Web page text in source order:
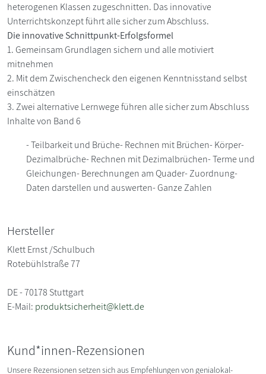
heterogenen Klassen zugeschnitten. Das innovative
Unterrichtskonzept führt alle sicher zum Abschluss.
Die innovative Schnittpunkt-Erfolgsformel
1. Gemeinsam Grundlagen sichern und alle motiviert
mitnehmen
2. Mit dem Zwischencheck den eigenen Kenntnisstand selbst
einschätzen
3. Zwei alternative Lernwege führen alle sicher zum Abschluss
Inhalte von Band 6
- Teilbarkeit und Brüche- Rechnen mit Brüchen- Körper-
Dezimalbrüche- Rechnen mit Dezimalbrüchen- Terme und
Gleichungen- Berechnungen am Quader- Zuordnung-
Daten darstellen und auswerten- Ganze Zahlen
Hersteller
Klett Ernst /Schulbuch
Rotebühlstraße 77
DE - 70178 Stuttgart
E-Mail: produktsicherheit@klett.de
Kund*innen-Rezensionen
Unsere Rezensionen setzen sich aus Empfehlungen von genialokal-